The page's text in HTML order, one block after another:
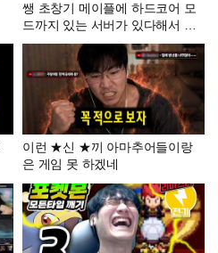
쌩 초창기 메이플에 하드코어 모
드까지 있는 서버가 있다해서 바
로 해봤습니다ㅋㅋㅋ
이런 ★신 ★끼 아마추어들이랑
은 게임 못 하겠네